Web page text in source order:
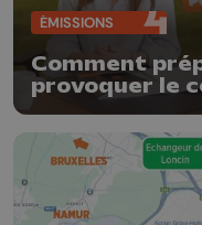
ÉMISSIONS
Comment
provoquer le